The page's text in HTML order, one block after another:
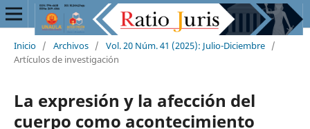
Inicio / Archivos / Vol. 20 Núm. 41 (2025): Julio-Diciembre /
Artículos de investigación
La expresión y la afección del
cuerpo como acontecimiento